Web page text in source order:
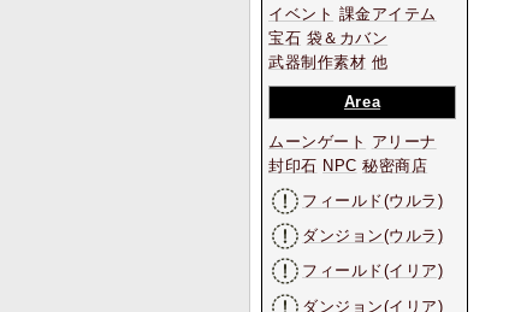
イベント 課金アイテム
宝石 袋＆カバン
武器制作素材 他
Area
ムーンゲート アリーナ
封印石 NPC 秘密商店
フィールド(ウルラ)
ダンジョン(ウルラ)
フィールド(イリア)
ダンジョン(イリア)